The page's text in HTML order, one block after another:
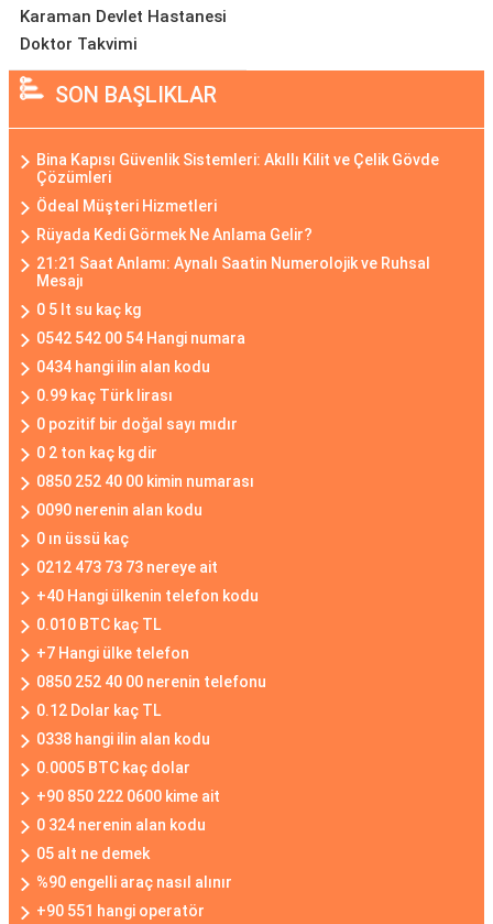
Karaman Devlet Hastanesi
Doktor Takvimi
SON BAŞLIKLAR
Bina Kapısı Güvenlik Sistemleri: Akıllı Kilit ve Çelik Gövde
Çözümleri
Ödeal Müşteri Hizmetleri
Rüyada Kedi Görmek Ne Anlama Gelir?
21:21 Saat Anlamı: Aynalı Saatin Numerolojik ve Ruhsal
Mesajı
0 5 lt su kaç kg
0542 542 00 54 Hangi numara
0434 hangi ilin alan kodu
0.99 kaç Türk lirası
0 pozitif bir doğal sayı mıdır
0 2 ton kaç kg dir
0850 252 40 00 kimin numarası
0090 nerenin alan kodu
0 ın üssü kaç
0212 473 73 73 nereye ait
+40 Hangi ülkenin telefon kodu
0.010 BTC kaç TL
+7 Hangi ülke telefon
0850 252 40 00 nerenin telefonu
0.12 Dolar kaç TL
0338 hangi ilin alan kodu
0.0005 BTC kaç dolar
+90 850 222 0600 kime ait
0 324 nerenin alan kodu
05 alt ne demek
%90 engelli araç nasıl alınır
+90 551 hangi operatör